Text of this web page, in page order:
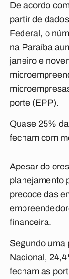
De acordo
partir de
Federal, o
na Paraíba
janeiro e
porte (EPP).
Quase 25%
fecham com
Apesar do
planejamento
precoce das
financeira.
Segundo uma
Nacional,
fecham as